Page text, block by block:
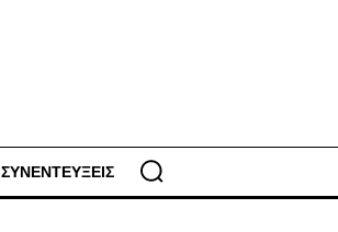
ΣΥΝΕΝΤΕΥΞΕΙΣ